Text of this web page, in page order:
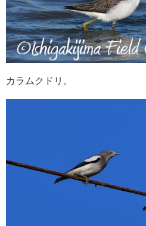
カラムクドリ。